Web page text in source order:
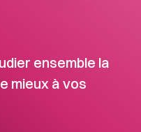
ensemble la
mieux à vos